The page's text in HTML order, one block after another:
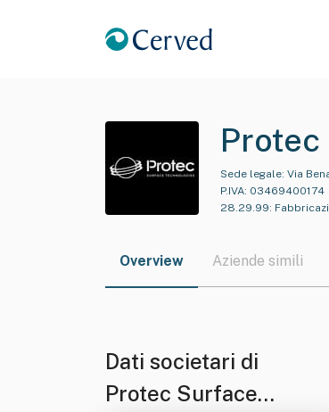
Sede legale: Via
P.IVA: 03469400174
28.29.99:
Overview Aziende simili
Dati societari di
Protec Surface